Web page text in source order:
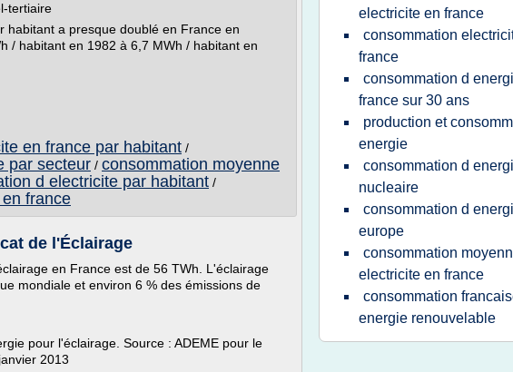
tertiaire
habitant a presque doublé en France en
/ habitant en 1982 à 6,7 MWh / habitant en
en france par habitant /
par secteur / consommation moyenne
d electricite par habitant /
france
de l'Éclairage
en France est de 56 TWh. L'éclairage
mondiale et environ 6 % des émissions de
pour l'éclairage. Source : ADEME pour le
2013
electricite en france
consommation
france
consommation d
france sur 30 ans
production et
energie
consommation d
nucleaire
consommation d
europe
consommation
electricite en france
consommation
energie renouvelable